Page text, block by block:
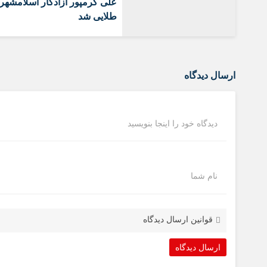
علی کرمپور آزادکار
طلایی شد
ارسال دیدگاه
دیدگاه خود را اینجا بنویسید
نام شما
قوانین ارسال دیدگاه